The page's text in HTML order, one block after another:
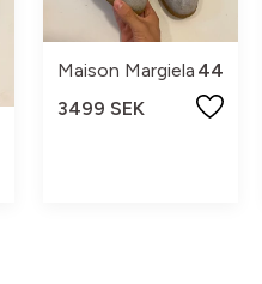
Maison Margiela 44
3499 SEK